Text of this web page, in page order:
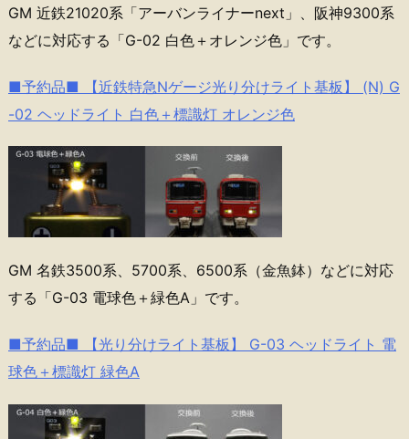
GM 近鉄21020系「アーバンライナーnext」、阪神9300系
などに対応する「G-02 白色＋オレンジ色」です。
■予約品■ 【近鉄特急Nゲージ光り分けライト基板】 (N) G
-02 ヘッドライト 白色＋標識灯 オレンジ色
GM 名鉄3500系、5700系、6500系（金魚鉢）などに対応
する「G-03 電球色＋緑色A」です。
■予約品■ 【光り分けライト基板】 G-03 ヘッドライト 電
球色＋標識灯 緑色A